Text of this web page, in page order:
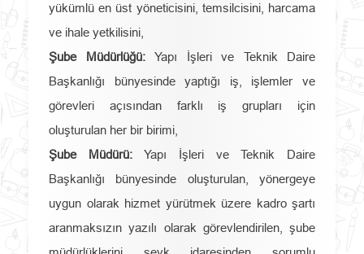
yükümlü en üst yöneticisini, temsilcisini, harcama
ve ihale yetkilisini,
Şube Müdürlüğü:Yapı İşleri ve Teknik Daire
Başkanlığı bünyesinde yaptığı iş, işlemler ve
görevleri açısından farklı iş grupları için
oluşturulan her bir birimi,
Şube Müdürü:Yapı İşleri ve Teknik Daire
Başkanlığı bünyesinde oluşturulan, yönergeye
uygun olarak hizmet yürütmek üzere kadro şartı
aranmaksızın yazılı olarak görevlendirilen, şube